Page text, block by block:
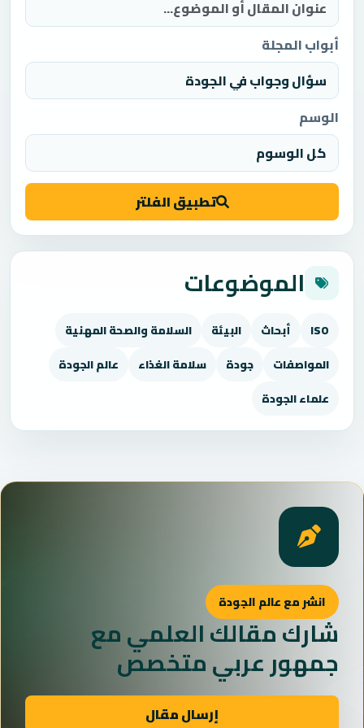
أبواب المجلة
الوسم
تطبيق الفلتر
الموضوعات
ISO أبحاث البيئة
السلامة والصحة المهنية
المواصفات
جودة سلامة الغذاء
عالم الجودة
علماء الجودة
انشر مع عالم الجودة
شارك مقالك العلمي مع
جمهور عربي متخصص
إرسال مقال